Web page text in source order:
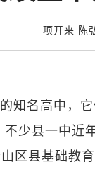
项开来
知名高中，
少县一中近
区县基础教